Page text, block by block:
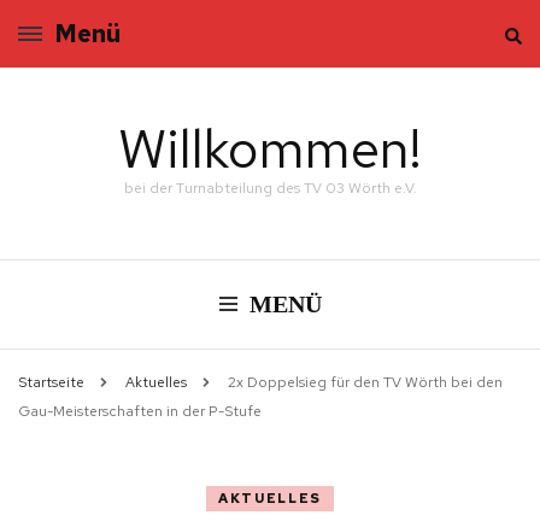
Menü
Willkommen!
bei der Turnabteilung des TV 03 Wörth e.V.
MENÜ
Startseite Aktuelles
2x Doppelsieg für den TV Wörth bei den
Gau-Meisterschaften in der P-Stufe
AKTUELLES